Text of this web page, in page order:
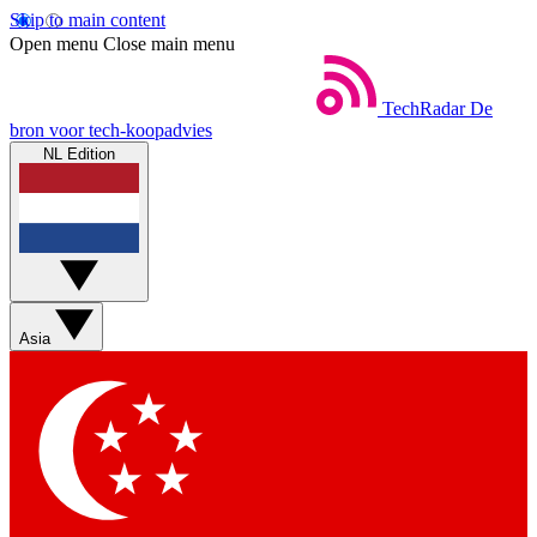
Skip to main content
Open menu Close main menu
TechRadar De
bron voor tech-koopadvies
NL Edition
Asia